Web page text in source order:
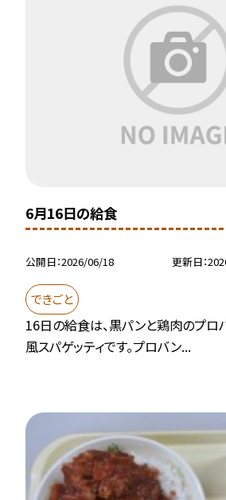
6月16日の給食
公開日 2026/06/18 更新日
できごと
16日の給食は、黒パンと鶏肉のプロ
風スパゲッティです。プロバン...